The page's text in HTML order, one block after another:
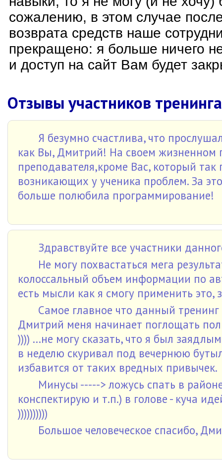
сожалению, в этом случае
возврата средств наше
прекращено: я больше ничего
и доступ на сайт Вам будет
Отзывы участников
Я безумно счастлива, что
как Вы, Дмитрий! На своем жизненном
преподавателя,кроме Вас, который
возникающих у ученика проблем. За
больше полюбила программирование!
Здравствуйте все участники
Не могу похвастаться мега
колоссальный объем информации по
есть мысли как я смогу применить
Самое главное что данный
Дмитрий меня начинает поглощать
)))) ...не могу сказать, что я был
в неделю скуривал под вечернюю
избавится от таких вредных привычек.
Минусы -----> ложусь спать в
конспектирую и т.п.) в голове - куча
))))))))))
Большое человеческое спасибо,